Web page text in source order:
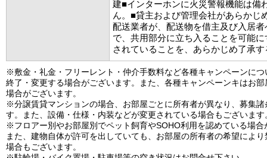
建■インターホンに火災警報機能は備
ん。■貸主および管理会社があらかじ
配送業者が、配送物を借主及び入居
で、共用部分に立ち入ることを可能
されていることを、あらかじめ了承
※敷金・礼金・フリーレント・仲介手数料など各種キャンペーンにつ
終了・変更する場合がございます。また、各種キャンペーンキはお
場合がございます。
※分譲賃貸マンションの場合、お部屋ごとに所有者が異なり、募集諸
す。また、設備・仕様・内装などが変更されている場合もございます
※フロアー別やお部屋別でペット飼育やSOHO利用を認めている場合
また、建物自体が許可を出していても、お部屋の所有者の希望によ
場合もございます。